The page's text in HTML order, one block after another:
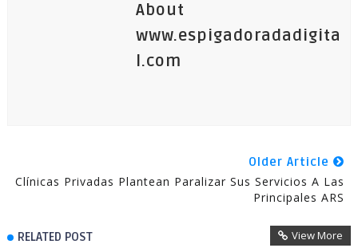
About
www.espigadoradadigita
l.com
Older Article
Clínicas Privadas Plantean Paralizar Sus Servicios A Las
Principales ARS
RELATED POST View More